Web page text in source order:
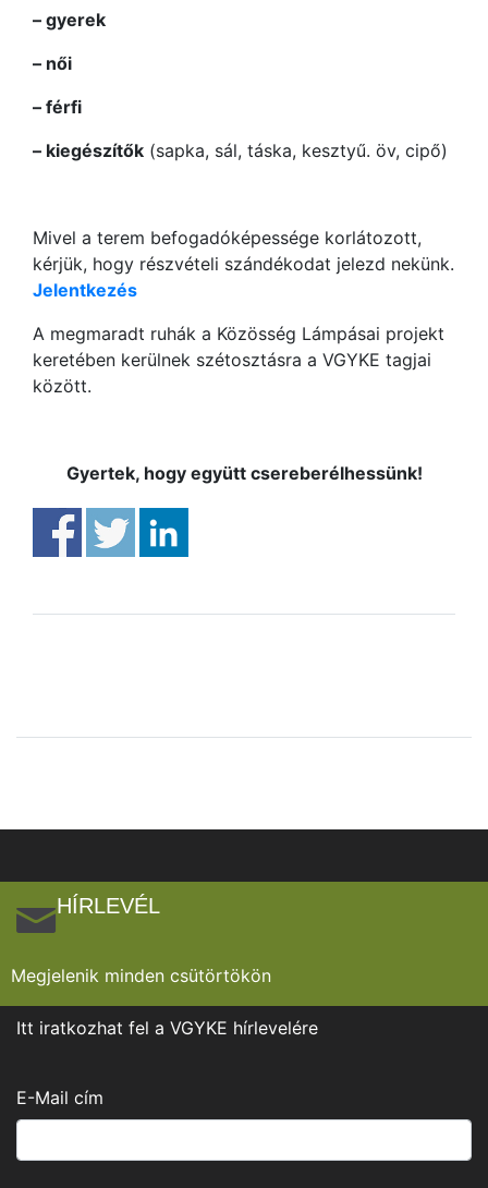
– gyerek
– női
– férfi
– kiegészítők (sapka, sál, táska, kesztyű. öv, cipő)
Mivel a terem befogadóképessége korlátozott,
kérjük, hogy részvételi szándékodat jelezd nekünk.
Jelentkezés
A megmaradt ruhák a Közösség Lámpásai projekt
keretében kerülnek szétosztásra a VGYKE tagjai
között.
Gyertek, hogy együtt csereberélhessünk!
HÍRLEVÉL
Megjelenik minden csütörtökön
Itt iratkozhat fel a VGYKE hírlevelére
E-Mail cím